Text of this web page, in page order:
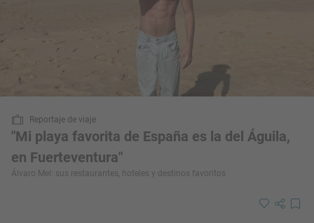
Reportaje de viaje
"Mi playa favorita de España es la del Águila,
en Fuerteventura"
Álvaro Mel: sus restaurantes, hoteles y destinos favoritos